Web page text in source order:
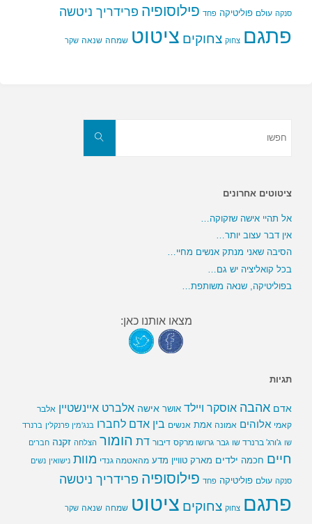
סנקה עולם פוליטיקה פחד פילוסופיה פרידריך ניטשה
פתגם צחוק צחוקים ציטוט שמחה שנאה שקר
חפשו
ציטוטים אחרונים
אל תהיי אישה שזקוקה…
אין דבר עצוב יותר…
הסיבה שאני מנתק אנשים מחיי…
בכל קואליציה יש גם…
בפוליטיקה, שנאה משותפת…
מצאו אותנו כאן:
תגיות
אדם אהבה אוסקר ויילד אושר אישה אלברט איינשטיין אלבר
קאמי אלוהים אמונה אמת אנשים בין אדם לחברו בנג'מין פרנקלין ברנרד
שו ג'ורג' ברנרד שו גבר גרושו מרקס דיבור דת הומור הצלחה זקנה חברים
חיים חכמה ילדים מארק טוויין מדע מהאטמה גנדי מוות נישואין נשים
סנקה עולם פוליטיקה פחד פילוסופיה פרידריך ניטשה
פתגם צחוק צחוקים ציטוט שמחה שנאה שקר